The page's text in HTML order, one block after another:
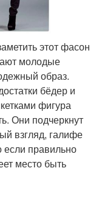
этот фасон
молодые
образ.
бёдер и
фигура
Они подчеркнут
взгляд, галифе
если правильно
место быть